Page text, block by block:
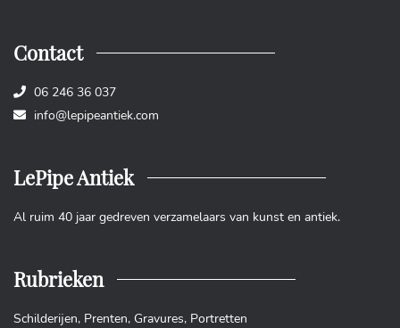
Contact
06 246 36 037
info@lepipeantiek.com
LePipe Antiek
Al ruim 40 jaar gedreven verzamelaars van kunst en antiek.
Rubrieken
Schilderijen, Prenten, Gravures, Portretten